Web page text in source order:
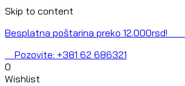
Skip to content
Besplatna poštarina preko 12.000rsd!
Pozovite: +381 62 686321
0
Wishlist